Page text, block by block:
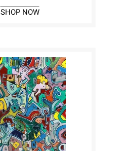
SHOP NOW